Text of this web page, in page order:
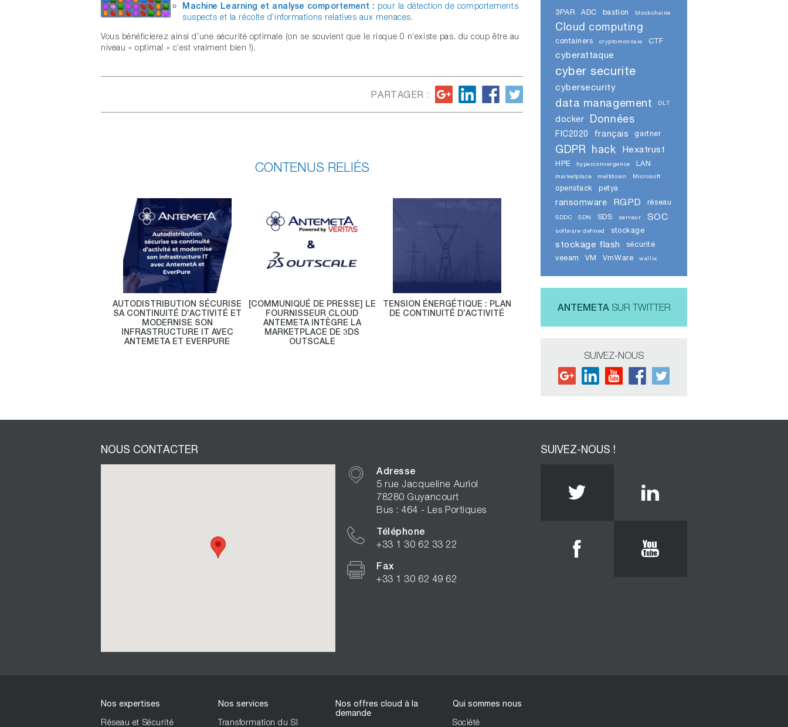
Machine Learning et analyse comportement : pour la détection de comportements
suspects et la récolte d’informations relatives aux menaces.
Vous bénéficierez ainsi d’une sécurité optimale (on se souvient que le risque 0 n’existe pas, du coup être au
niveau « optimal » c’est vraiment bien !).
PARTAGER :
CONTENUS RELIÉS
AUTODISTRIBUTION SÉCURISE
SA CONTINUITÉ D’ACTIVITÉ ET
MODERNISE SON
INFRASTRUCTURE IT AVEC
ANTEMETA ET EVERPURE
[COMMUNIQUÉ DE PRESSE] LE
FOURNISSEUR CLOUD
ANTEMETA INTÈGRE LA
MARKETPLACE DE 3DS
OUTSCALE
TENSION ÉNERGÉTIQUE : PLAN
DE CONTINUITÉ D’ACTIVITÉ
3PAR ADC bastion blockchaine
Cloud computing
containers cryptomonnaie CTF
cyberattaque
cyber securite
cybersecurity
data management DLT
docker Données
FIC2020 français gartner
GDPR hack Hexatrust
HPE hyperconvergence LAN
marketplace meltdown Microsoft
openstack petya
ransomware RGPD réseau
SDDC SDN SDS serveur SOC
software defined stockage
stockage flash
sécurité
veeam
VM VmWare wallix
ANTEMETASUR TWITTER
SUIVEZ-NOUS
NOUS CONTACTER
Adresse
5 rue Jacqueline Auriol
78280 Guyancourt
Bus : 464 - Les Portiques
Téléphone
+33 1 30 62 33 22
Fax
+33 1 30 62 49 62
SUIVEZ-NOUS !
Twitter Linkedin
FacebookYoutube
Nos expertises
Réseau et Sécurité
Nos services
Transformation du SI
Nos offres cloud à la
demande
Qui sommes nous
Société